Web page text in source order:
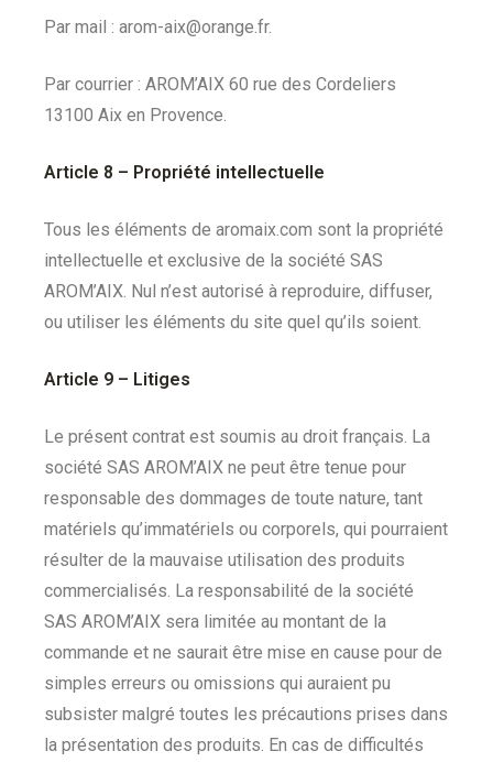
Par mail : arom-aix@orange.fr.
Par courrier : AROM’AIX 60 rue des Cordeliers
13100 Aix en Provence.
Article 8 – Propriété intellectuelle
Tous les éléments de aromaix.com sont la propriété
intellectuelle et exclusive de la société SAS
AROM’AIX. Nul n’est autorisé à reproduire, diffuser,
ou utiliser les éléments du site quel qu’ils soient.
Article 9 – Litiges
Le présent contrat est soumis au droit français. La
société SAS AROM’AIX ne peut être tenue pour
responsable des dommages de toute nature, tant
matériels qu’immatériels ou corporels, qui pourraient
résulter de la mauvaise utilisation des produits
commercialisés. La responsabilité de la société
SAS AROM’AIX sera limitée au montant de la
commande et ne saurait être mise en cause pour de
simples erreurs ou omissions qui auraient pu
subsister malgré toutes les précautions prises dans
la présentation des produits. En cas de difficultés